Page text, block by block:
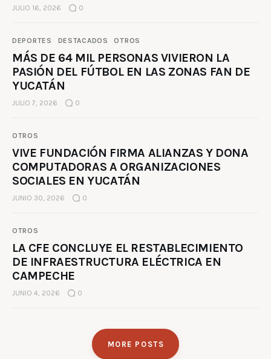
JULIO 16, 2026 0
DEPORTES DESTACADOS OTROS
MÁS DE 64 MIL PERSONAS VIVIERON LA
PASIÓN DEL FÚTBOL EN LAS ZONAS FAN DE
YUCATÁN
JULIO 7, 2026 0
OTROS
VIVE FUNDACIÓN FIRMA ALIANZAS Y DONA
COMPUTADORAS A ORGANIZACIONES
SOCIALES EN YUCATÁN
JUNIO 30, 2026 0
OTROS
LA CFE CONCLUYE EL RESTABLECIMIENTO
DE INFRAESTRUCTURA ELÉCTRICA EN
CAMPECHE
JUNIO 4, 2026 0
MORE POSTS